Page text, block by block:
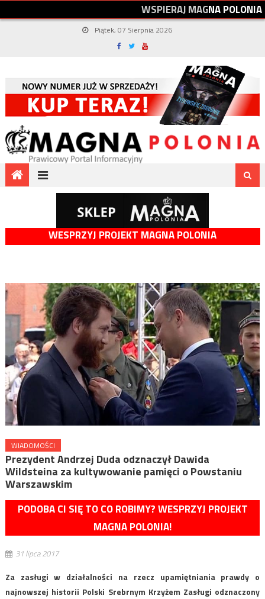
WSPIERAJMAGNAPOLONIA
Piątek, 07 Sierpnia 2026
WESPRZYJ PROJEKT MAGNA POLONIA
WIADOMOŚCI
Prezydent Andrzej Duda odznaczył Dawida
Wildsteina za kultywowanie pamięci o Powstaniu
Warszawskim
PODOBA CI SIĘ TO CO ROBIMY? WESPRZYJ PROJEKT
MAGNA POLONIA!
31 lipca 2017
Za zasługi w działalności na rzecz upamiętniania prawdy o
najnowszej historii Polski Srebrnym Krzyżem Zasługi odznaczony